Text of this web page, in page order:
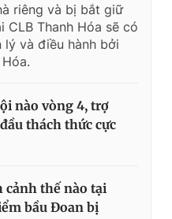
riêng và bị bắt giữ
CLB Thanh Hóa sẽ có
lý và điều hành bởi
nào vòng 4, trợ
thách thức cực
cảnh thế nào tại
bầu Đoan bị